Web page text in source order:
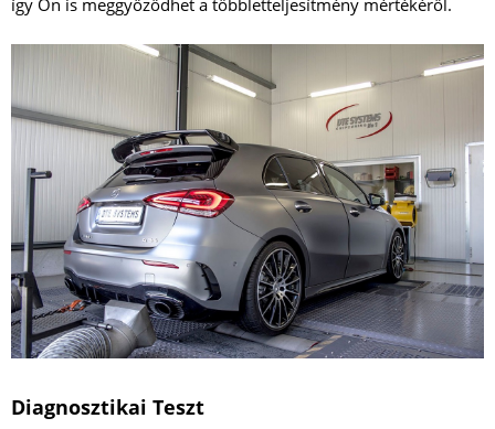
Diagnosztikai Teszt